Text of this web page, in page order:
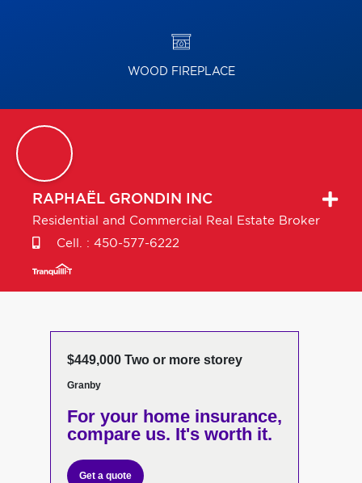
WOOD FIREPLACE
RAPHAËL GRONDIN INC
Residential and Commercial Real Estate Broker
Cell. : 450-577-6222
$449,000 Two or more storey
Granby
For your home insurance,
compare us. It's worth it.
Get a quote